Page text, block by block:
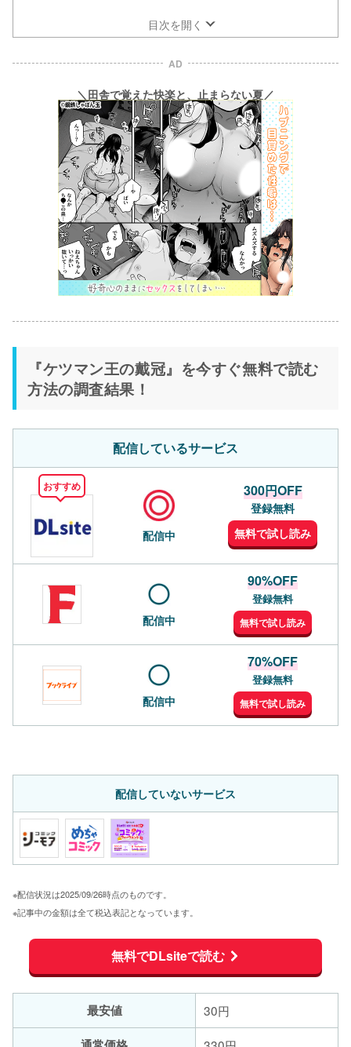
目次を開く
AD
＼田舎で覚えた快楽と、止まらない夏／
『ケツマン王の戴冠』を今すぐ無料で読む
方法の調査結果！
配信しているサービス
おすすめ
配信中
300円OFF
登録無料
無料で試し読み
配信中
90%OFF
登録無料
無料で試し読み
配信中
70%OFF
登録無料
無料で試し読み
配信していないサービス
※配信状況は2025/09/26時点のものです。
※記事中の金額は全て税込表記となっています。
無料でDLsiteで読む
最安値
30円